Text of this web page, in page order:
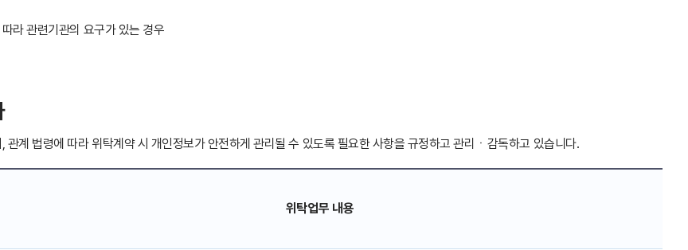
라 관련기관의 요구가 있는 경우
계 법령에 따라 위탁계약 시 개인정보가 안전하게 관리될 수 있도록 필요한 사항을 규정하고 관리ㆍ감독하고 있습니다.
위탁업무 내용